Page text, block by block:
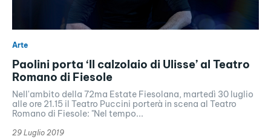
Arte
Paolini porta ‘Il calzolaio di Ulisse’ al Teatro
Romano di Fiesole
Nell'ambito della 72ma Estate Fiesolana, martedì 30 luglio
alle ore 21.15 il Teatro Puccini porterà in scena al Teatro
Romano di Fiesole: "Nel tempo...
29 Luglio 2019